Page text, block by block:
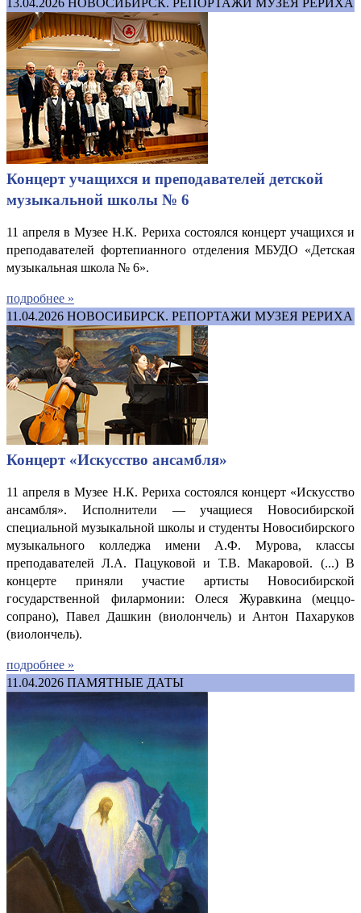
13.04.2026 НОВОСИБИРСК. РЕПОРТАЖИ МУЗЕЯ РЕРИХА
Концерт учащихся и преподавателей детской
музыкальной школы № 6
11 апреля в Музее Н.К. Рериха состоялся концерт учащихся и
преподавателей фортепианного отделения МБУДО «Детская
музыкальная школа № 6».
подробнее »
11.04.2026 НОВОСИБИРСК. РЕПОРТАЖИ МУЗЕЯ РЕРИХА
Концерт «Искусство ансамбля»
11 апреля в Музее Н.К. Рериха состоялся концерт «Искусство
ансамбля». Исполнители —учащиеся Новосибирской
специальной музыкальной школы и студенты Новосибирского
музыкального колледжа имени А.Ф. Мурова, классы
преподавателей Л.А. Пацуковой и Т.В. Макаровой. (...) В
концерте приняли участие артисты Новосибирской
государственной филармонии: Олеся Журавкина (меццо-
сопрано), Павел Дашкин (виолончель) и Антон Пахаруков
(виолончель).
подробнее »
11.04.2026 ПАМЯТНЫЕ ДАТЫ